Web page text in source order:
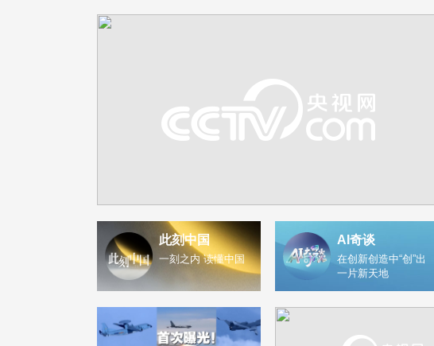
此刻中国
一刻之内 读懂中国
AI奇谈
在创新创造中“创”出
一片新天地